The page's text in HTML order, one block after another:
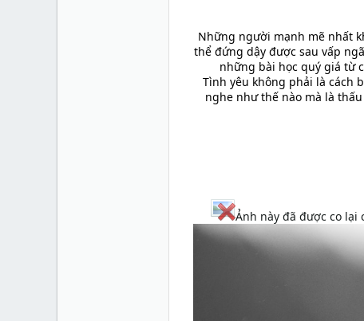
Những người mạnh mẽ nhất
thể đứng dậy được sau vấp
những bài học quý giá từ
Tình yêu không phải là cách
nghe như thế nào mà là
Ảnh này đã được co lại